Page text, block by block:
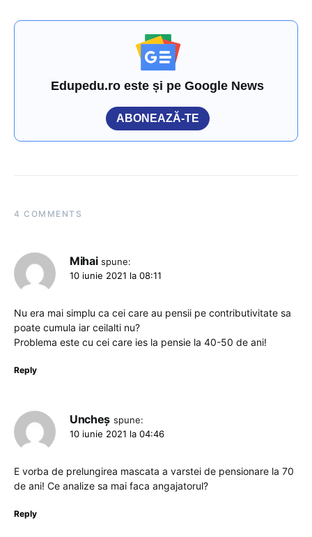
Edupedu.ro este și pe Google News
ABONEAZĂ-TE
4 COMMENTS
Mihai spune:
10 iunie 2021 la 08:11
Nu era mai simplu ca cei care au pensii pe contributivitate sa
poate cumula iar ceilalti nu?
Problema este cu cei care ies la pensie la 40-50 de ani!
Reply
Uncheș spune:
10 iunie 2021 la 04:46
E vorba de prelungirea mascata a varstei de pensionare la 70
de ani! Ce analize sa mai faca angajatorul?
Reply